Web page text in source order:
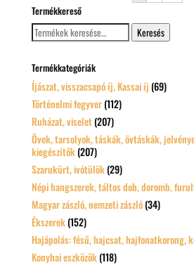
Termékkereső
Keresés
a
Keresés
Termékkategóriák
Íjászat, visszacsapó íj, Kassai íj (69)
Történelmi fegyver (112)
Ruházat, viselet (207)
Övek, tarsolyok, táskák, övtáskák,
kiegészítők (207)
Szarukürt, ivótülök (29)
Népi hangszerek, táltos dob, doromb,
Magyar zászló, nemzeti zászló (34)
Ékszerek (152)
Hajápolás: fésű, hajcsat, hajfonatkorong,
Konyhai eszközök (118)